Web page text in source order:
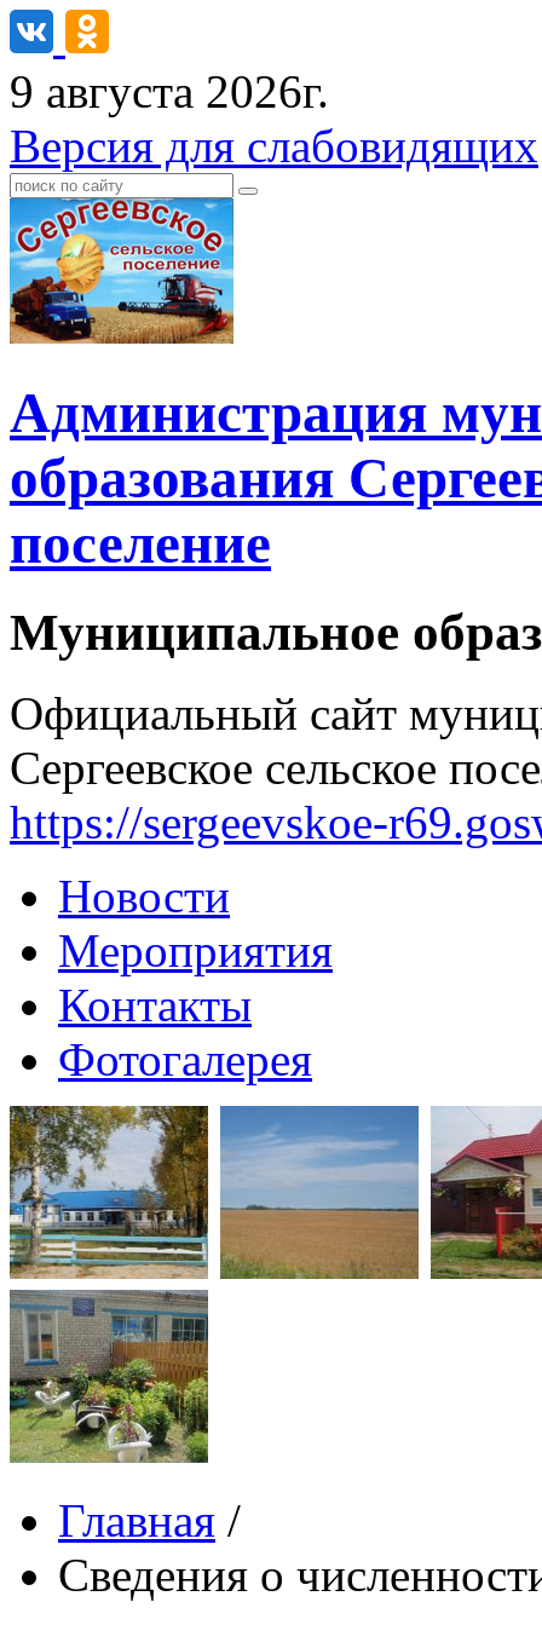
9 августа 2026г.
Версия для слабовидящих
Администрация
образования
поселение
Муниципальное
Официальный сайт
Сергеевское сельское
https://sergeevskoe-
Новости
Мероприятия
Контакты
Фотогалерея
Главная /
Сведения о